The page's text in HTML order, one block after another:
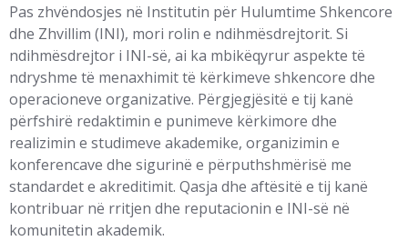
Pas zhvëndosjes në Institutin për Hulumtime Shkencore
dhe Zhvillim (INI), mori rolin e ndihmësdrejtorit. Si
ndihmësdrejtor i INI-së, ai ka mbikëqyrur aspekte të
ndryshme të menaxhimit të kërkimeve shkencore dhe
operacioneve organizative. Përgjegjësitë e tij kanë
përfshirë redaktimin e punimeve kërkimore dhe
realizimin e studimeve akademike, organizimin e
konferencave dhe sigurinë e përputhshmërisë me
standardet e akreditimit. Qasja dhe aftësitë e tij kanë
kontribuar në rritjen dhe reputacionin e INI-së në
komunitetin akademik.